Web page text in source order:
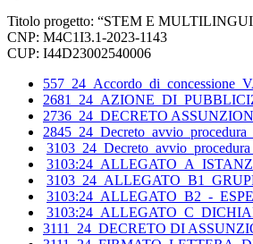
Titolo progetto: “STEM E
CNP: M4C1I3.1-2023-1143
CUP: I44D23002540006
2736_24_DECRETO
3103:24_ALLEGATO_B2_-
3111_24_DECRETO DI